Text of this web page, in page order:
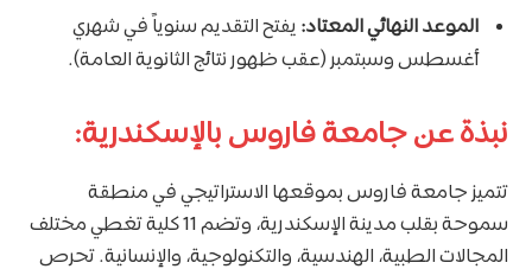
الموعد النهائي المعتاد: يفتح التقديم سنوياً في شهري
أغسطس وسبتمبر (عقب ظهور نتائج الثانوية العامة).
نبذة عن جامعة فاروس بالإسكندرية:
تتميز جامعة فاروس بموقعها الاستراتيجي في منطقة
سموحة بقلب مدينة الإسكندرية، وتضم 11 كلية تغطي مختلف
المجالات الطبية، الهندسية، والتكنولوجية، والإنسانية. تحرص